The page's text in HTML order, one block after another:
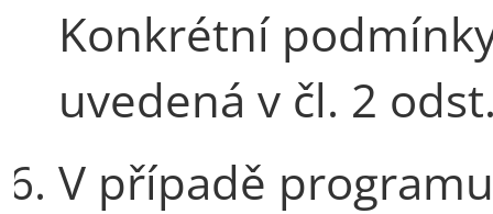
Konkrétní
uvedená v čl. 2
V případě